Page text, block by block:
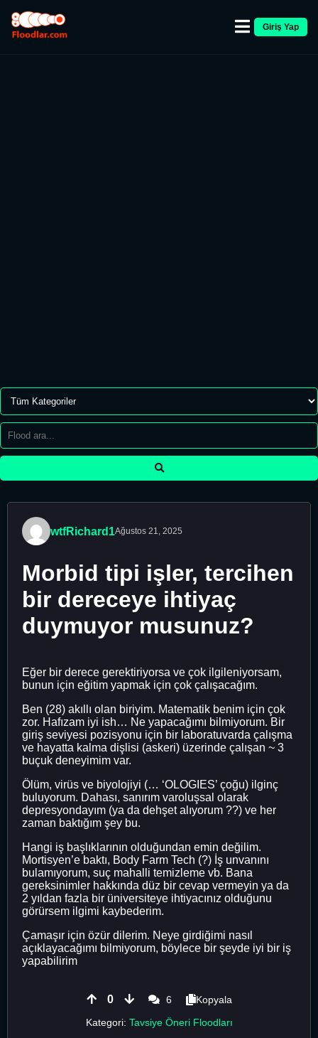
Giriş Yap
wtfRichard1Ağustos 21, 2025
Morbid tipi işler, tercihen
bir dereceye ihtiyaç
duymuyor musunuz?
Eğer bir derece gerektiriyorsa ve çok ilgileniyorsam,
bunun için eğitim yapmak için çok çalışacağım.
Ben (28) akıllı olan biriyim. Matematik benim için çok
zor. Hafızam iyi ish… Ne yapacağımı bilmiyorum. Bir
giriş seviyesi pozisyonu için bir laboratuvarda çalışma
ve hayatta kalma dişlisi (askeri) üzerinde çalışan ~ 3
buçuk deneyimim var.
Ölüm, virüs ve biyolojiyi (… ‘OLOGIES’ çoğu) ilginç
buluyorum. Dahası, sanırım varoluşsal olarak
depresyondayım (ya da dehşet alıyorum ??) ve her
zaman baktığım şey bu.
Hangi iş başlıklarının olduğundan emin değilim.
Mortisyen’e baktı, Body Farm Tech (?) İş unvanını
bulamıyorum, suç mahalli temizleme vb. Bana
gereksinimler hakkında düz bir cevap vermeyin ya da
2 yıldan fazla bir üniversiteye ihtiyacınız olduğunu
görürsem ilgimi kaybederim.
Çamaşır için özür dilerim. Neye girdiğimi nasıl
açıklayacağımı bilmiyorum, böylece bir şeyde iyi bir iş
yapabilirim
0 6
Kopyala
Kategori: Tavsiye Öneri Floodları